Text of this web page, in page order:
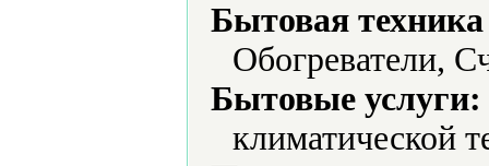
Бытовая
Обогреватели,
Бытовые услуги:
климатической